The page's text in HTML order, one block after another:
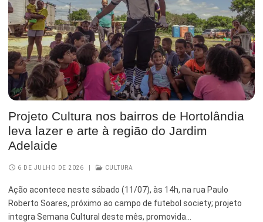
Projeto Cultura nos bairros de Hortolândia
leva lazer e arte à região do Jardim
Adelaide
6 DE JULHO DE 2026 CULTURA
Ação acontece neste sábado (11/07), às 14h, na rua Paulo
Roberto Soares, próximo ao campo de futebol society; projeto
integra Semana Cultural deste mês, promovida…